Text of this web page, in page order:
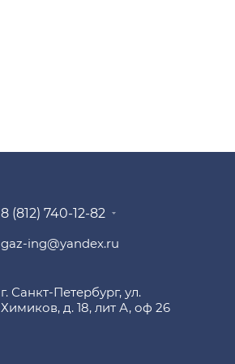
8 (812) 740-12-82
gaz-ing@yandex.ru
г. Санкт-Петербург, ул.
Химиков, д. 18, лит А, оф 26